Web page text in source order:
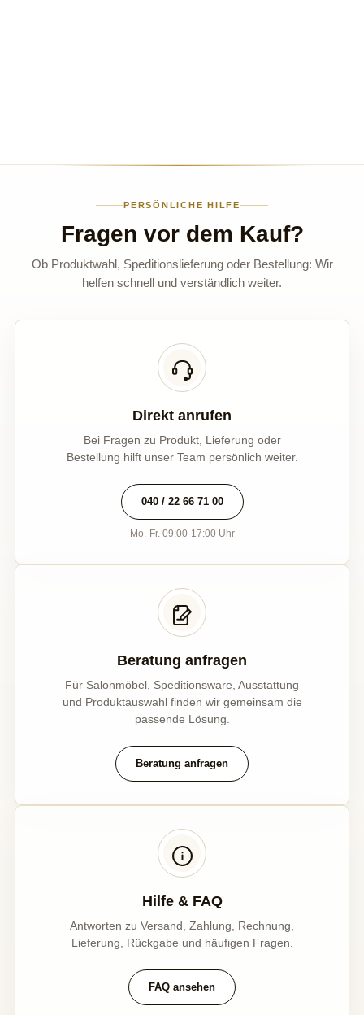
PERSÖNLICHE HILFE
Fragen vor dem Kauf?
Ob Produktwahl, Speditionslieferung oder Bestellung: Wir
helfen schnell und verständlich weiter.
Direkt anrufen
Bei Fragen zu Produkt, Lieferung oder
Bestellung hilft unser Team persönlich weiter.
040 / 22 66 71 00
Mo.-Fr. 09:00-17:00 Uhr
Beratung anfragen
Für Salonmöbel, Speditionsware, Ausstattung
und Produktauswahl finden wir gemeinsam die
passende Lösung.
Beratung anfragen
Hilfe & FAQ
Antworten zu Versand, Zahlung, Rechnung,
Lieferung, Rückgabe und häufigen Fragen.
FAQ ansehen